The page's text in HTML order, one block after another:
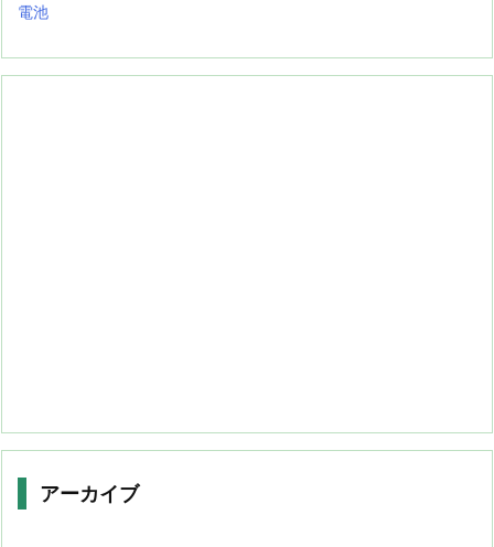
電池
アーカイブ